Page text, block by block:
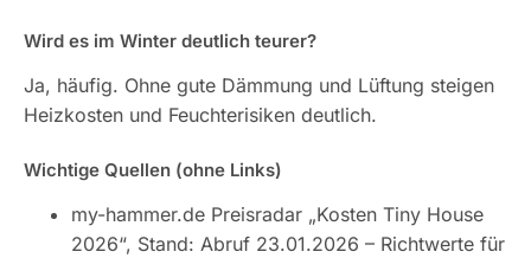
Wird es im Winter deutlich teurer?
Ja, häufig. Ohne gute Dämmung und Lüftung steigen
Heizkosten und Feuchterisiken deutlich.
Wichtige Quellen (ohne Links)
my-hammer.de Preisradar „Kosten Tiny House
2026“, Stand: Abruf 23.01.2026 – Richtwerte für